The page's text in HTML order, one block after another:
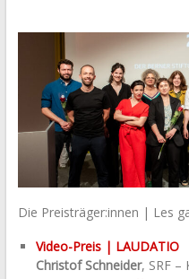
Die Preisträger:innen | Les
Video-Preis | LAUDATIO
Christof Schneider, SRF –